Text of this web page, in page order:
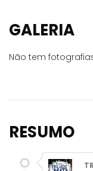
GALERIA
Não tem
RESUMO